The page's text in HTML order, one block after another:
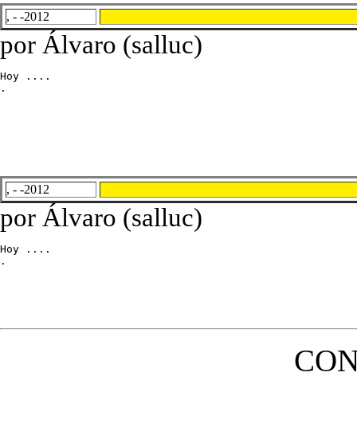
, - -2012
por Álvaro (salluc)
Hoy ....
.
, - -2012
por Álvaro (salluc)
Hoy ....
.